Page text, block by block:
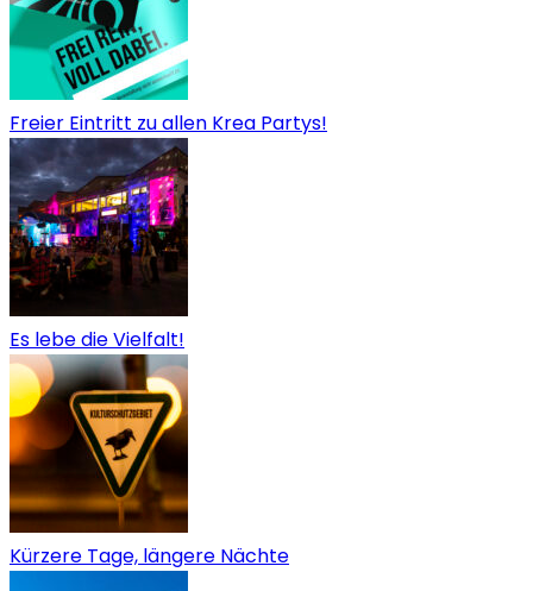
Freier Eintritt zu allen Krea Partys!
Es lebe die Vielfalt!
Kürzere Tage, längere Nächte